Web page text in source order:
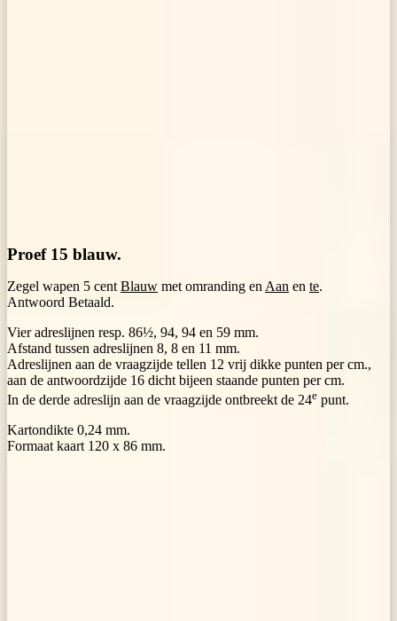
Proef 15 blauw.
Zegel wapen 5 cent Blauw met omranding en Aan en te.
Antwoord Betaald.
Vier adreslijnen resp. 86½, 94, 94 en 59 mm.
Afstand tussen adreslijnen 8, 8 en 11 mm.
Adreslijnen aan de vraagzijde tellen 12 vrij dikke punten per cm.,
aan de antwoordzijde 16 dicht bijeen staande punten per cm.
In de derde adreslijn aan de vraagzijde ontbreekt de 24e punt.
Kartondikte 0,24 mm.
Formaat kaart 120 x 86 mm.